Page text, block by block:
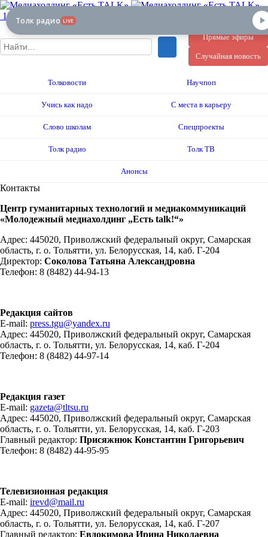
12+
Прямые эфиры
Случайная новость
Толковости Научпоп
Учись как надо С места в карьеру
Слово школам Спецпроекты
Толк радио Толк ТВ
Анонсы
Контакты
Центр гуманитарных технологий и медиакоммуникаций
«Молодежный медиахолдинг „Есть talk!“»
Адрес: 445020, Приволжский федеральный округ, Самарская
область, г. о. Тольятти, ул. Белорусская, 14, каб. Г-204
Директор: Соколова Татьяна Александровна
Телефон: 8 (8482) 44-94-13
Редакция сайтов
E-mail: press.tgu@yandex.ru
Адрес: 445020, Приволжский федеральный округ, Самарская
область, г. о. Тольятти, ул. Белорусская, 14, каб. Г-204
Телефон: 8 (8482) 44-97-14
Редакция газет
E-mail: gazeta@tltsu.ru
Адрес: 445020, Приволжский федеральный округ, Самарская
область, г. о. Тольятти, ул. Белорусская, 14, каб. Г-203
Главный редактор: Присяжнюк Константин Григорьевич
Телефон: 8 (8482) 44-95-95
Телевизионная редакция
E-mail: irevd@mail.ru
Адрес: 445020, Приволжский федеральный округ, Самарская
область, г. о. Тольятти, ул. Белорусская, 14, каб. Г-207
Главный редактор: Евдокимова Ирина Николаевна
Толк радио LIVE